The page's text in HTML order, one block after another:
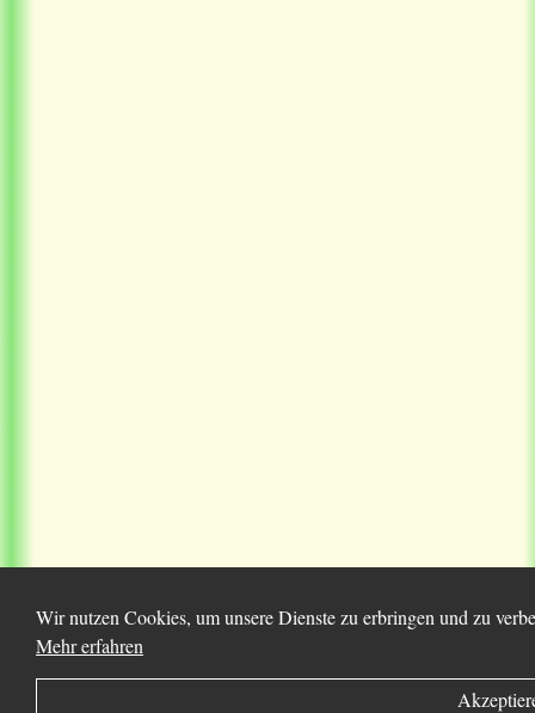
Wir nutzen Cookies, um unsere Dienste zu erbringen und zu
Mehr erfahren